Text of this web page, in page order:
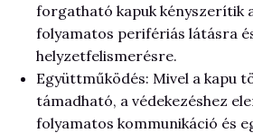
forgatható kapuk kényszerítik
folyamatos perifériás látásra
helyzetfelismerésre.
Együttműködés: Mivel a kapu
támadható, a védekezéshez
folyamatos kommunikáció és